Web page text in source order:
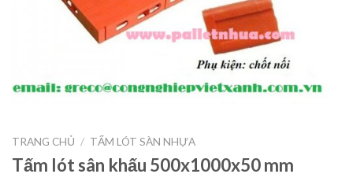
TRANG CHỦ / TẤM LÓT SÀN NHỰA
Tấm lót sân khấu 500x1000x50 mm